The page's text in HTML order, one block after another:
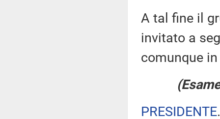
A tal fine il
invitato a
comunque
PRESIDENTE